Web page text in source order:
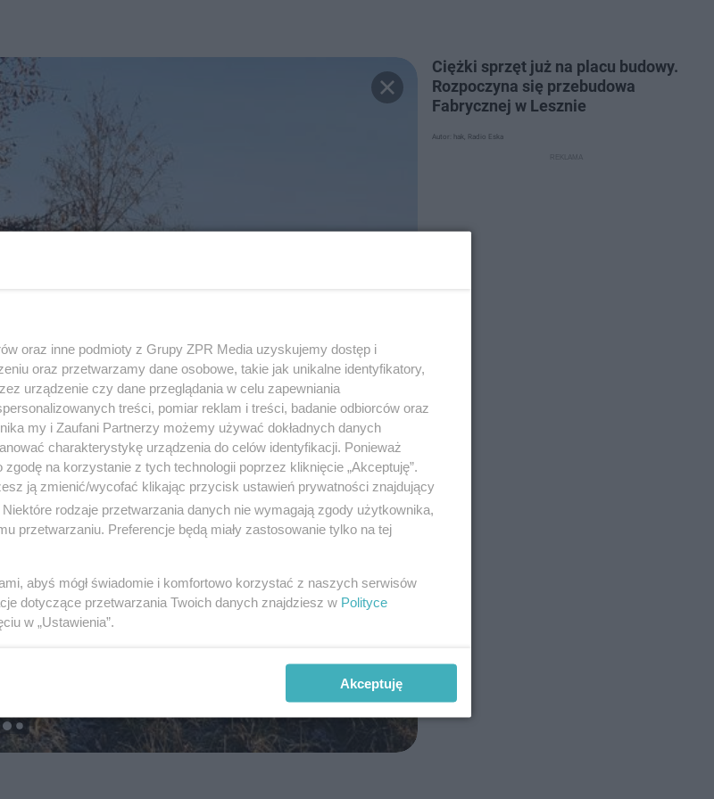
Ciężki sprzęt już na placu budowy.
Rozpoczyna się przebudowa
Fabrycznej w Lesznie
Autor: hak, Radio Eska
oraz inne podmioty z Grupy ZPR Media uzyskujemy dostęp i
oraz przetwarzamy dane osobowe, takie jak unikalne identyfikatory,
urządzenie czy dane przeglądania w celu zapewniania
treści, pomiar reklam i treści, badanie odbiorców oraz
my i Zaufani Partnerzy możemy używać dokładnych danych
charakterystykę urządzenia do celów identyfikacji. Ponieważ
na korzystanie z tych technologii poprzez kliknięcie „Akceptuję”.
ją zmienić/wycofać klikając przycisk ustawień prywatności znajdujący
Niektóre rodzaje przetwarzania danych nie wymagają zgody użytkownika,
przetwarzaniu. Preferencje będą miały zastosowanie tylko na tej
abyś mógł świadomie i komfortowo korzystać z naszych serwisów
dotyczące przetwarzania Twoich danych znajdziesz w Polityce
w „Ustawienia”.
Akceptuję